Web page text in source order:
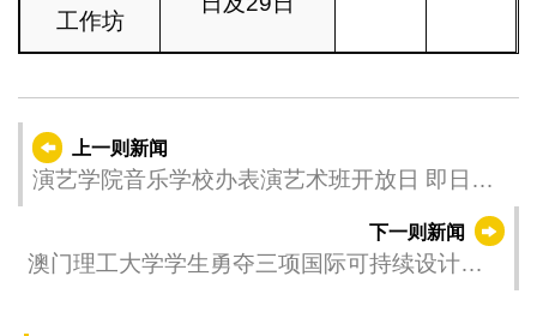
工作坊
上一则新闻
演艺学院音乐学校办表演艺术班开放日 即日起
下一则新闻
澳门理工大学学生勇夺三项国际可持续设计卓